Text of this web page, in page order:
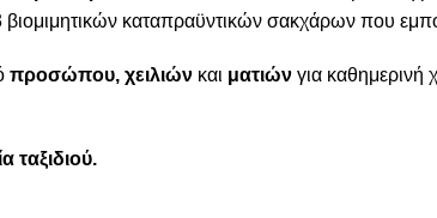
βιομιμητικών καταπραϋντικών σακχάρων που
προσώπου, χειλιών και ματιών για καθημερινή
ταξιδιού.